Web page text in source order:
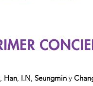
Han I.N Seungmin y